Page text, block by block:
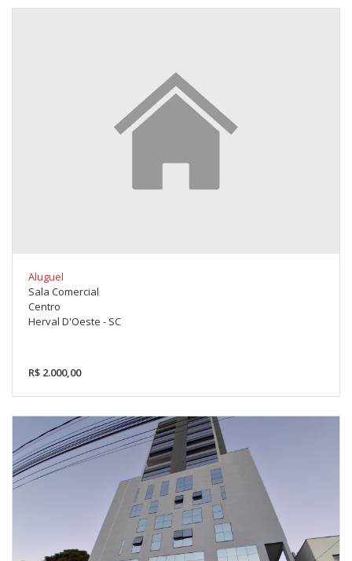
Aluguel
Sala Comercial
Centro
Herval D'Oeste - SC
R$ 2.000,00